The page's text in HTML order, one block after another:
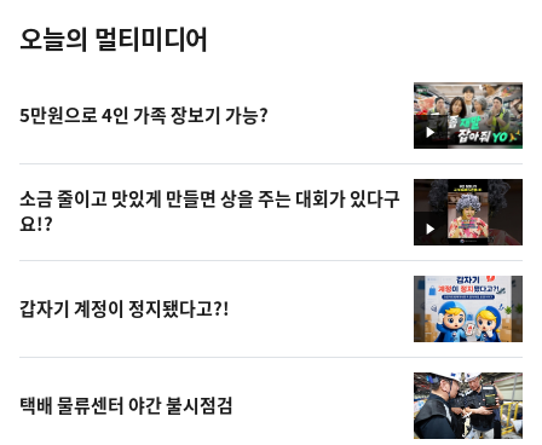
오늘의 멀티미디어
영
상
5만원으로 4인 가족 장보기 가능?
영
상
소금 줄이고 맛있게 만들면 상을 주는 대회가 있다구
요!?
갑자기 계정이 정지됐다고?!
택배 물류센터 야간 불시점검